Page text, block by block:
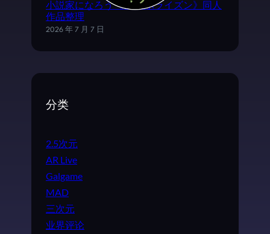
小説家になろう《ログ·ホライズン》同人
作品整理
2026 年 7 月 7 日
分类
2.5次元
AR Live
Galgame
MAD
三次元
业界评论